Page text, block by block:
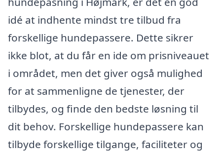
idé at indhente mindst tre tilbud fra
forskellige hundepassere. Dette sikrer
ikke blot, at du får en ide om prisniveauet
i området, men det giver også mulighed
for at sammenligne de tjenester, der
tilbydes, og finde den bedste løsning til
dit behov. Forskellige hundepassere kan
tilbyde forskellige tilgange, faciliteter og